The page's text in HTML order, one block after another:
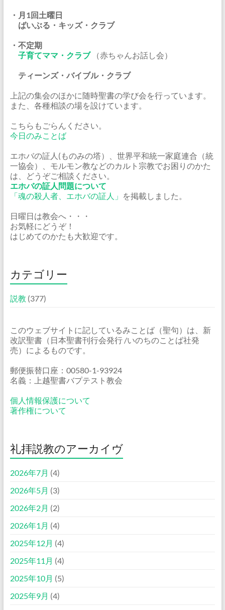
・月1回土曜日
ばいぶる・キッズ・クラブ
・不定期
子育てママ・クラブ（赤ちゃんお話し会）
ティーンズ・バイブル・クラブ
上記の集会のほかに随時聖書の学び会を行っています。
また、各種相談の場を設けています。
こちらもごらんください。
今日のみことば
エホバの証人(ものみの塔）、世界平和統一家庭連合（統
一協会）、モルモン教などのカルト宗教でお困りのかた
は、どうぞご相談ください。
エホバの証人問題について
「魂の殺人者、エホバの証人」 を掲載しました。
日曜日は教会へ・・・
お気軽にどうぞ！
はじめてのかたも大歓迎です。
カテゴリー
説教 (377)
このウェブサイトに記しているみことば（聖句）は、新
改訳聖書（日本聖書刊行会発行 /いのちのことば社発
売）によるものです。
郵便振替口座：00580-1-93924
名義：上越聖書バプテスト教会
個人情報保護について
著作権について
礼拝説教のアーカイヴ
2026年7月 (4)
2026年5月 (3)
2026年2月 (2)
2026年1月 (4)
2025年12月 (4)
2025年11月 (4)
2025年10月 (5)
2025年9月 (4)